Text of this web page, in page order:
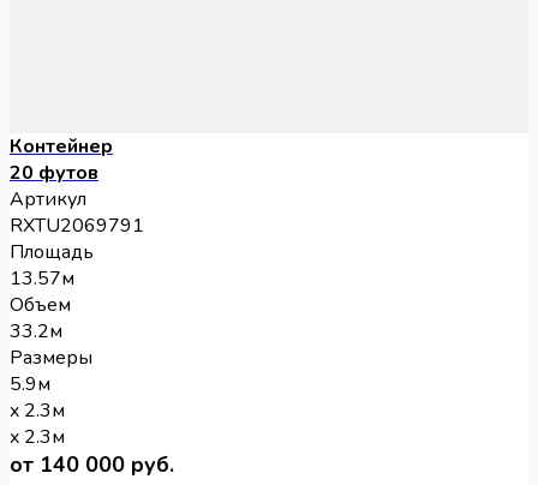
Контейнер
20 футов
Артикул
RXTU2069791
Площадь
13.57м
Объем
33.2м
Размеры
5.9м
x 2.3м
x 2.3м
от 140 000 руб.